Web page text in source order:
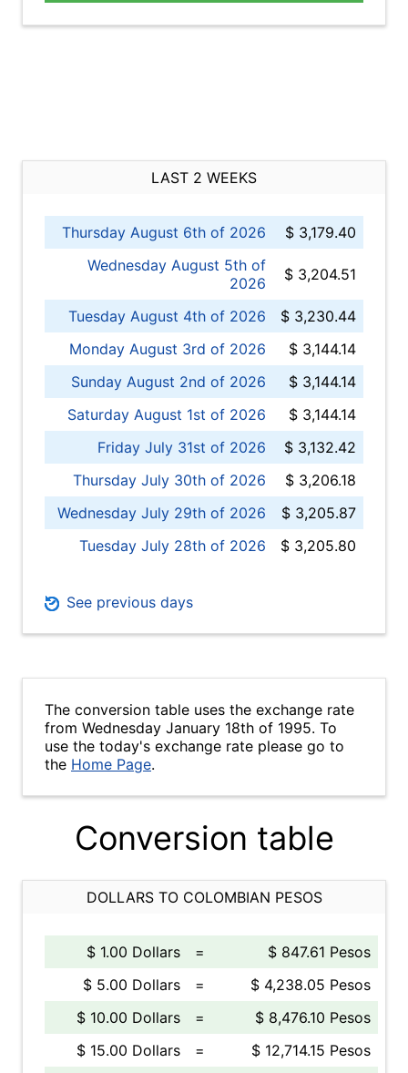
LAST 2 WEEKS
Thursday August 6th of 2026
$ 3,179.40
Wednesday August 5th of
2026
$ 3,204.51
Tuesday August 4th of 2026
$ 3,230.44
Monday August 3rd of 2026
$ 3,144.14
Sunday August 2nd of 2026
$ 3,144.14
Saturday August 1st of 2026
$ 3,144.14
Friday July 31st of 2026
$ 3,132.42
Thursday July 30th of 2026
$ 3,206.18
Wednesday July 29th of 2026
$ 3,205.87
Tuesday July 28th of 2026
$ 3,205.80
See previous days
The conversion table uses the exchange rate
from Wednesday January 18th of 1995. To
use the today's exchange rate please go to
the Home Page.
Conversion table
DOLLARS TO COLOMBIAN PESOS
$ 1.00 Dollars =
$ 847.61 Pesos
$ 5.00 Dollars
=
$ 4,238.05 Pesos
$ 10.00 Dollars
=
$ 8,476.10 Pesos
$ 15.00 Dollars
=
$ 12,714.15 Pesos